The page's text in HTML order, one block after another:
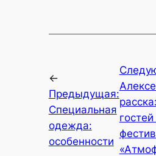
←
Предыдущая:
Специальная
одежда:
особенности